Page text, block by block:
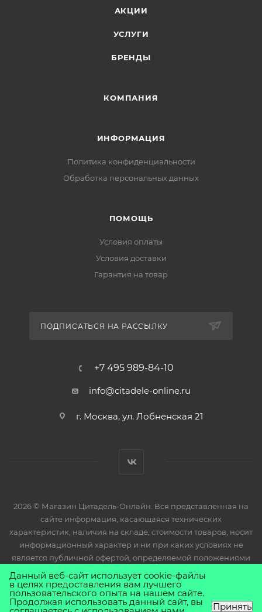
АКЦИИ
УСЛУГИ
БРЕНДЫ
КОМПАНИЯ
ИНФОРМАЦИЯ
Политика конфиденциальности
Обработка персональных данных
ПОМОЩЬ
Условия оплаты
Условия доставки
Гарантия на товар
ПОДПИСАТЬСЯ НА РАССЫЛКУ
+7 495 989-84-10
info@citadele-online.ru
г. Москва, ул. Лобненская 21
2026 © Магазин Цитадель-Онлайн. Вся представленная на
сайте информация, касающаяся технических
характеристик, наличия на складе, стоимости товаров, носит
информационный характер и ни при каких условиях не
является публичной офертой, определяемой положениями
Статьи 437(2) Гражданского кодекса РФ.
Данный веб-сайт использует cookie-файлы
в целях предоставления вам лучшего
пользовательского опыта на нашем сайте.
Продолжая использовать данный сайт, вы Принять